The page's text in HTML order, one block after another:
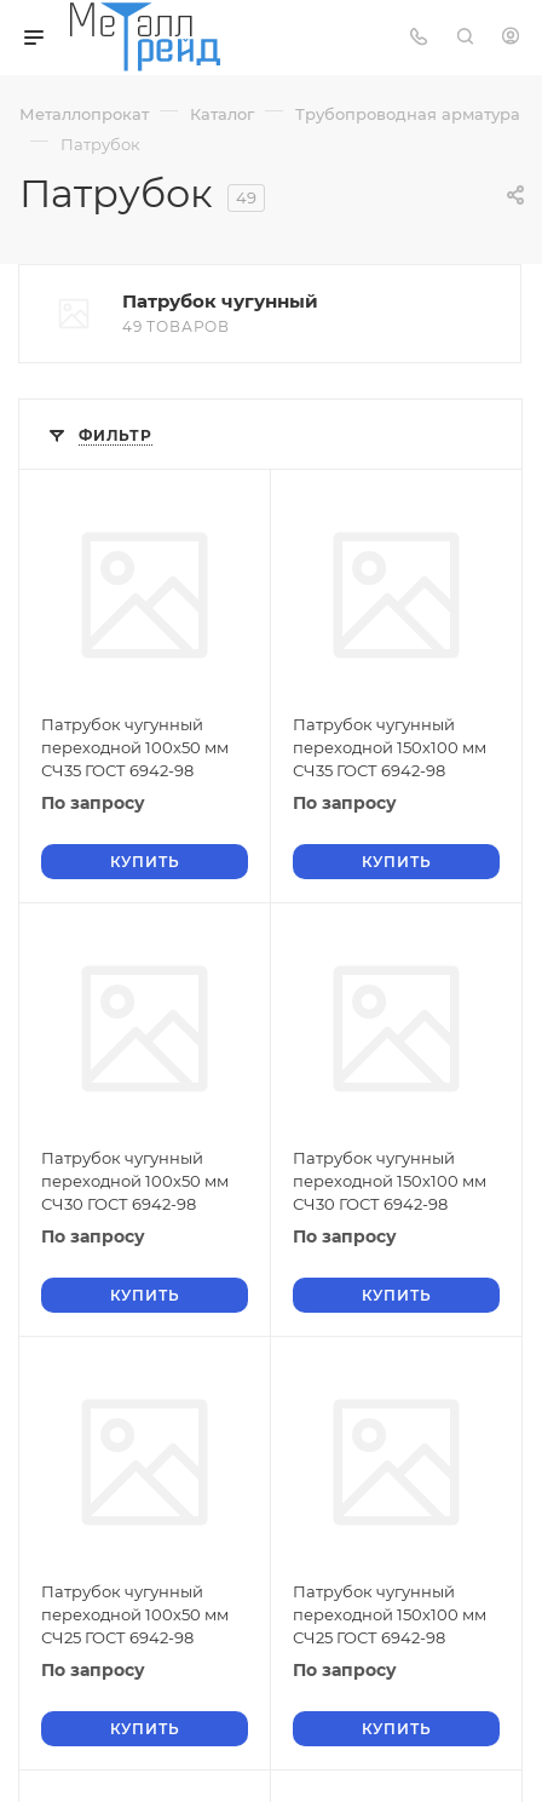
Металлопрокат — Каталог — Трубопроводная арматура
— Патрубок
Патрубок 49
Патрубок чугунный
49 ТОВАРОВ
ФИЛЬТР
Патрубок чугунный
переходной 100х50 мм
СЧ35 ГОСТ 6942-98
По запросу
КУПИТЬ
Патрубок чугунный
переходной 150х100 мм
СЧ35 ГОСТ 6942-98
По запросу
КУПИТЬ
Патрубок чугунный
переходной 100х50 мм
СЧ30 ГОСТ 6942-98
По запросу
КУПИТЬ
Патрубок чугунный
переходной 150х100 мм
СЧ30 ГОСТ 6942-98
По запросу
КУПИТЬ
Патрубок чугунный
переходной 100х50 мм
СЧ25 ГОСТ 6942-98
По запросу
КУПИТЬ
Патрубок чугунный
переходной 150х100 мм
СЧ25 ГОСТ 6942-98
По запросу
КУПИТЬ